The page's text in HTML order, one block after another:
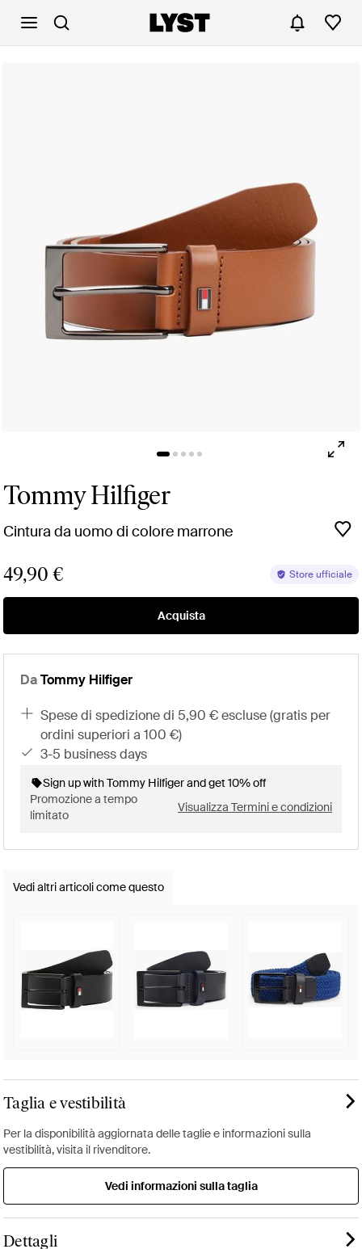
Tommy Hilfiger
Cintura da uomo di colore marrone
49,90 € Store ufficiale
Acquista
DaTommy Hilfiger
spese di spedizione di 5,90 € escluse (gratis per
ordini superiori a 100 €)
3-5 business days
Sign up with Tommy Hilfiger and get 10% off
Promozione a tempo
limitato
Visualizza Termini e condizioni
Vedi altri articoli come questo
Taglia e vestibilità
Per la disponibilità aggiornata delle taglie e informazioni sulla
vestibilità, visita il rivenditore.
Vedi informazioni sulla taglia
Dettagli